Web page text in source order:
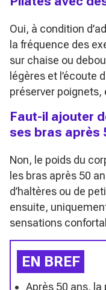
Oui, à condition
la fréquence des
sur chaise ou
légères et l’écoute
préserver poignets,
Faut-il ajouter
ses bras après
Non, le poids du
les bras après 50
d’haltères ou de
ensuite,
sensations
EN BREF
Après 50 ans,